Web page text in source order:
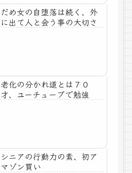
だめ女の自堕落は続く、外
に出て人と会う事の大切さ
老化の分かれ道とは７０
才、ユーチューブで勉強
シニアの行動力の素、初ア
マゾン買い